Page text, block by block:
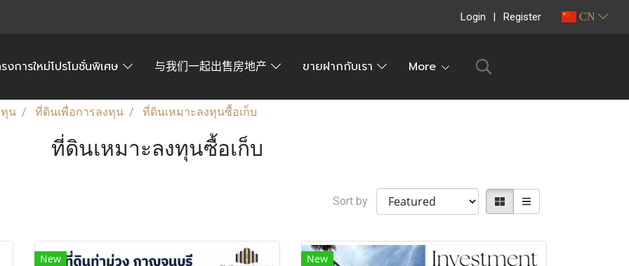
Login Register CN
งการใหม่โปรโมชั่นพิเศษ 与我们一起出售房地产 ขายฝากกับเรา More
ทุน ที่ดินเพื่อการลงทุน ที่ดินเหมาะลงทุนซื้อเก็บ
ที่ดินเหมาะลงทุนซื้อเก็บ
Sort by
New New